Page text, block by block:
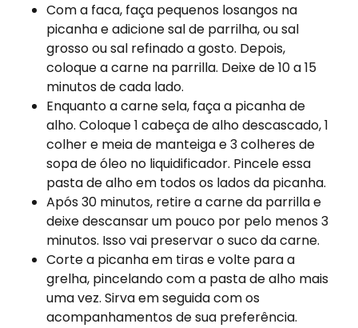
Com a faca, faça pequenos losangos na
picanha e adicione sal de parrilha, ou sal
grosso ou sal refinado a gosto. Depois,
coloque a carne na parrilla. Deixe de 10 a 15
minutos de cada lado.
Enquanto a carne sela, faça a picanha de
alho. Coloque 1 cabeça de alho descascado, 1
colher e meia de manteiga e 3 colheres de
sopa de óleo no liquidificador. Pincele essa
pasta de alho em todos os lados da picanha.
Após 30 minutos, retire a carne da parrilla e
deixe descansar um pouco por pelo menos 3
minutos. Isso vai preservar o suco da carne.
Corte a picanha em tiras e volte para a
grelha, pincelando com a pasta de alho mais
uma vez. Sirva em seguida com os
acompanhamentos de sua preferência.